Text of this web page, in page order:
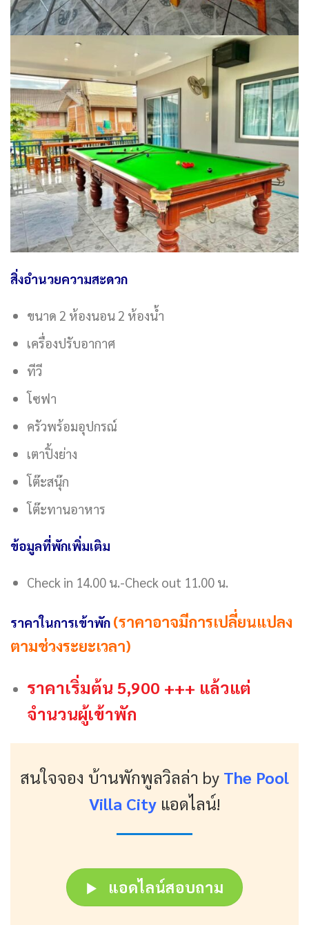
สิ่งอำนวยความสะดวก
ขนาด 2 ห้องนอน 2 ห้องน้ำ
เครื่องปรับอากาศ
ทีวี
โซฟา
ครัวพร้อมอุปกรณ์
เตาปิ้งย่าง
โต๊ะสนุ๊ก
โต๊ะทานอาหาร
ข้อมูลที่พักเพิ่มเติม
Check in 14.00 น.-Check out 11.00 น.
ราคาในการเข้าพัก (ราคาอาจมีการเปลี่ยนแปลง
ตามช่วงระยะเวลา)
ราคาเริ่มต้น 5,900 +++ แล้วแต่
จำนวนผู้เข้าพัก
สนใจจอง บ้านพักพูลวิลล่า by The Pool
Villa City แอดไลน์!
แอดไลน์สอบถาม